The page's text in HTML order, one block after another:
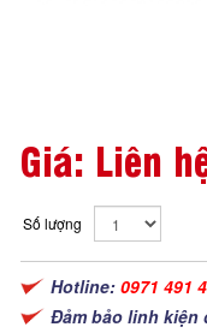
Giá: Liên
Số lượng
Hotline: 0971 491
Đảm bảo linh kiện